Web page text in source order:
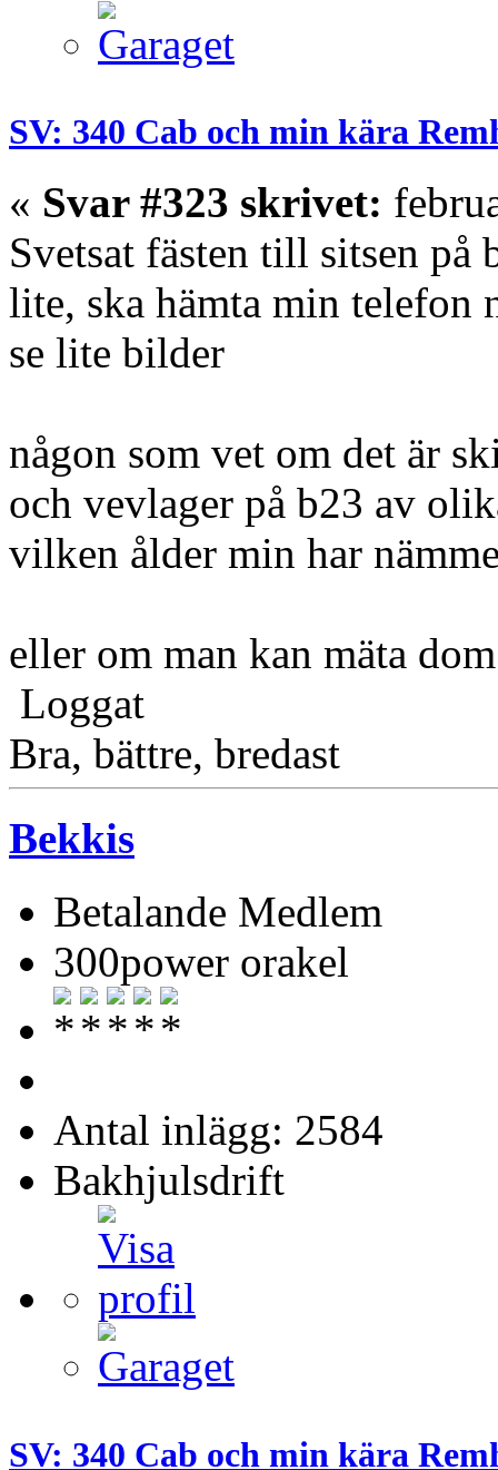
SV: 340 Cab och min kära
« Svar #323 skrivet:
Svetsat fästen till sitsen på
lite, ska hämta min telefon
se lite bilder
någon som vet om det är
och vevlager på b23 av
vilken ålder min har
eller om man kan mäta
Loggat
Bra, bättre, bredast
Bekkis
Betalande Medlem
300power orakel
Antal inlägg: 2584
Bakhjulsdrift
SV: 340 Cab och min kära